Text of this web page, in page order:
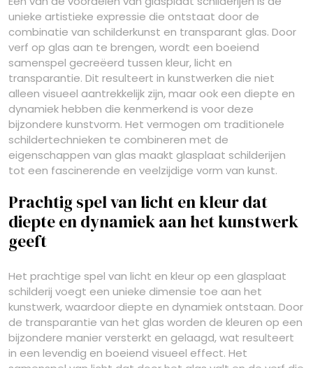
unieke artistieke expressie die ontstaat door de
combinatie van schilderkunst en transparant glas. Door
verf op glas aan te brengen, wordt een boeiend
samenspel gecreëerd tussen kleur, licht en
transparantie. Dit resulteert in kunstwerken die niet
alleen visueel aantrekkelijk zijn, maar ook een diepte en
dynamiek hebben die kenmerkend is voor deze
bijzondere kunstvorm. Het vermogen om traditionele
schildertechnieken te combineren met de
eigenschappen van glas maakt glasplaat schilderijen
tot een fascinerende en veelzijdige vorm van kunst.
Prachtig spel van licht en kleur dat
diepte en dynamiek aan het kunstwerk
geeft
Het prachtige spel van licht en kleur op een glasplaat
schilderij voegt een unieke dimensie toe aan het
kunstwerk, waardoor diepte en dynamiek ontstaan. Door
de transparantie van het glas worden de kleuren op een
bijzondere manier versterkt en gelaagd, wat resulteert
in een levendig en boeiend visueel effect. Het